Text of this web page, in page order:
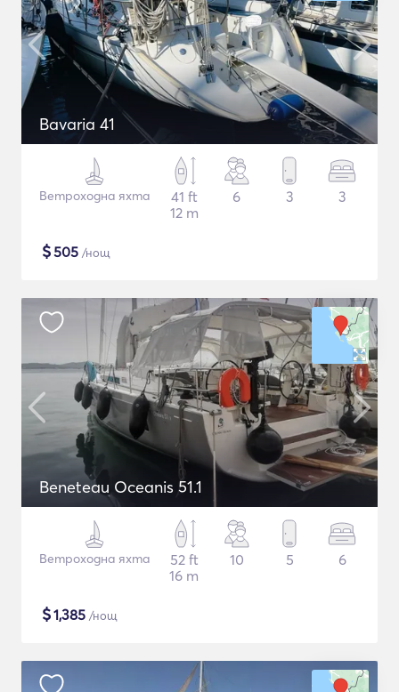
Bavaria 41
Ветроходна яхта
41 ft
12 m
6 3 3
$505 /нощ
Beneteau Oceanis 51.1
Ветроходна яхта
52 ft
16 m
10 5 6
$1,385 /нощ